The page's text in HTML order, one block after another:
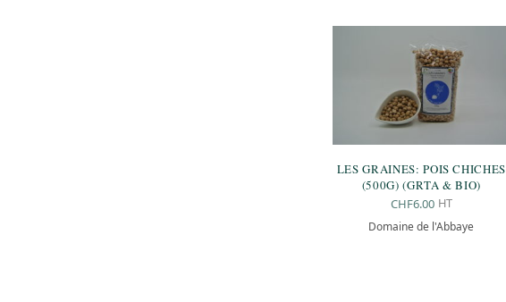
LES GRAINES: POIS CHICHES
(500G) (GRTA & BIO)
CHF6.00 HT
Domaine de l'Abbaye